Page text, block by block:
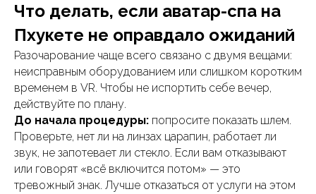
Что делать, если аватар-спа на
Пхукете не оправдало ожиданий
Разочарование чаще всего связано с двумя вещами:
неисправным оборудованием или слишком коротким
временем в VR. Чтобы не испортить себе вечер,
действуйте по плану.
До начала процедуры: попросите показать шлем.
Проверьте, нет ли на линзах царапин, работает ли
звук, не запотевает ли стекло. Если вам отказывают
или говорят «всё включится потом» — это
тревожный знак. Лучше отказаться от услуги на этом